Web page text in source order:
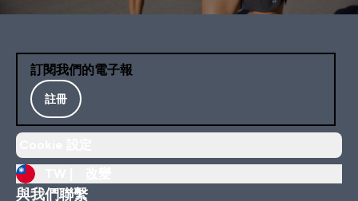
訂閱我們的電子報
註冊
與我們聯繫